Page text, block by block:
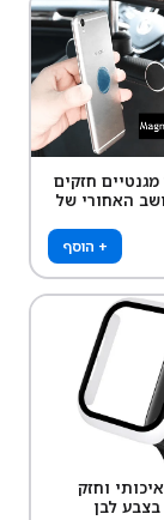
מגנטיים חזקים
האחורי של
+ הוסף
וחזק
לבן